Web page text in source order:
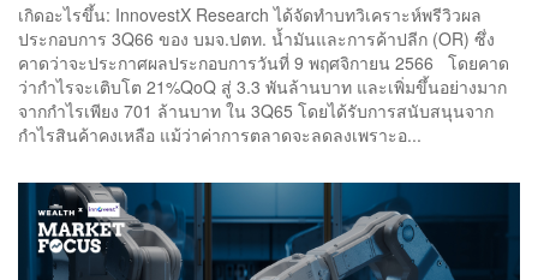
เกิดอะไรขึ้น: InnovestX Research ได้จัดทำบทวิเคราะห์พรีวิวผล
ประกอบการ 3Q66 ของ บมจ.ปตท. น้ำมันและการค้าปลีก (OR) ซึ่ง
คาดว่าจะประกาศผลประกอบการวันที่ 9 พฤศจิกายน 2566 โดยคาด
ว่ากำไรจะเติบโต 21%QoQ สู่ 3.3 พันล้านบาท และเพิ่มขึ้นอย่างมาก
จากกำไรเพียง 701 ล้านบาท ใน 3Q65 โดยได้รับการสนับสนุนจาก
กำไรสินค้าคงเหลือ แม้ว่าค่าการตลาดจะลดลงเพราะอ...